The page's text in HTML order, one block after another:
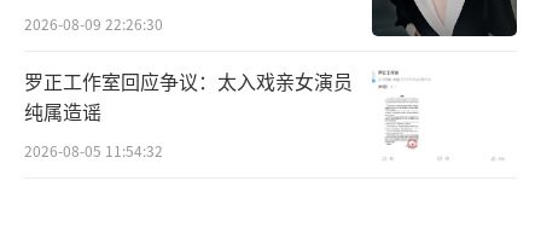
2026-08-09 22:26:30
罗正工作室回应争议：太入戏亲女演员
纯属造谣
2026-08-05 11:54:32